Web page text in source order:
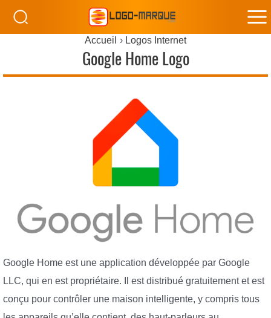
Accueil Logos Internet
Google Home Logo
Google Home est une application développée par Google
LLC, qui en est propriétaire. Il est distribué gratuitement et est
conçu pour contrôler une maison intelligente, y compris tous